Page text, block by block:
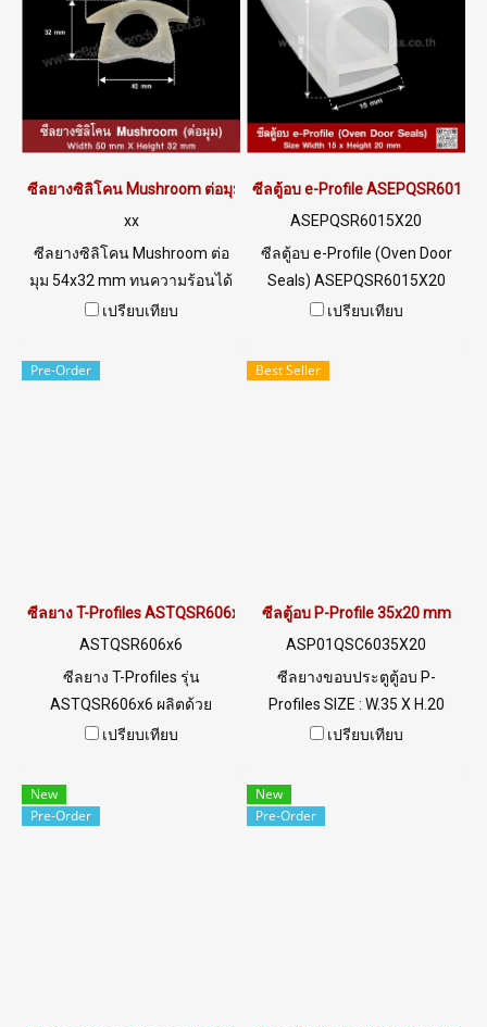
ซีลยางซิลิโคน Mushroom ต่อมุม 54x32 mm
xx
ซีลยางซิลิโคน Mushroom ต่อ
มุม 54x32 mm ทนความร้อนได้
สูงสุด220 °C ( Working temp.
สูง ทนความร้อนได้นานต่อเนื่อง
เปรียบเทียบ
ซีลตู้อบ e-Profile
ASEPQSR6015X20
ซีลตู้อบ e-Profile (Oven Door
Seals) ASEPQSR6015X20
Size Width 15 mm x Height 20
ความร้อนสูงถึง +220°C Food
เปรียบเทียบ
Pre-Order
ซีลยาง T-Profiles ASTQSR606x6
ASTQSR606x6
ซีลยาง T-Profiles รุ่น
ASTQSR606x6 ผลิตด้วย
วัตถุดิบยางซิลิโคนเกรดพิเศษสี
มีความยืดหยุ่นสูง คืนตัวได้ดี
และอายุการใช้งานได้นานกว่า
เปรียบเทียบ
Best Seller
ซีลตู้อบ P-Profile 35x20 mm
ASP01QSC6035X20
ซีลยางขอบประตูตู้อบ P-
Profiles SIZE : W.35 X H.20
mm. ( Working temp.-70
022577145 MB : 0926568846
/ 0982539956 LINE@ :
เปรียบเทียบ
New
Pre-Order
New
Pre-Order